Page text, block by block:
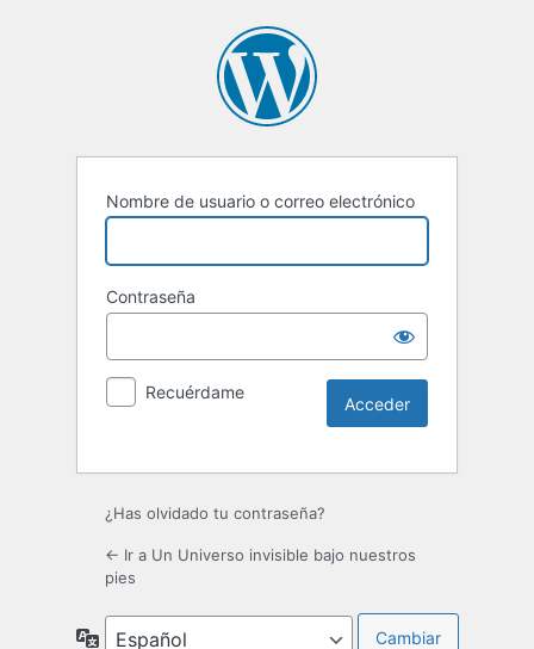
Nombre de usuario o correo electrónico
Contraseña
Recuérdame
¿Has olvidado tu contraseña?
← Ir a Un Universo invisible bajo nuestros
pies
Idioma